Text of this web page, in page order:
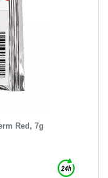
Red, 7g